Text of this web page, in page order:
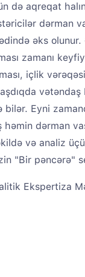
də aqreqat
dərman
əks
zamanı
içlik
bilər. Eyni
dərman
və analiz
"Bir pəncərə"
Ekspertiza